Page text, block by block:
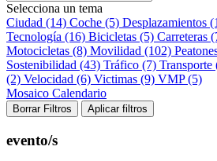
Selecciona un tema
Ciudad (14) Coche (5) Desplazamientos
Tecnología (16) Bicicletas (5) Carreteras
Motocicletas (8) Movilidad (102)
Sostenibilidad (43) Tráfico (7) Transporte
(2) Velocidad (6) Victimas (9) VMP (5)
Mosaico Calendario
Borrar Filtros Aplicar filtros
evento/s